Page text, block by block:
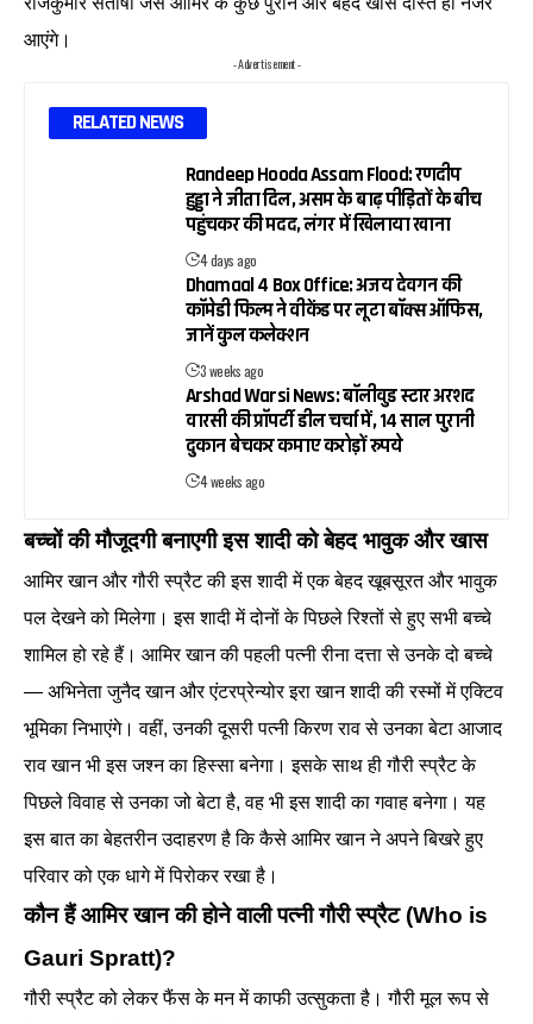
आएंगे।
- Advertisement -
RELATED NEWS
Randeep Hooda Assam Flood: रणदीप
हुड्डा ने जीता दिल, असम के बाढ़ पीड़ितों के बीच
पहुंचकर की मदद, लंगर में खिलाया खाना
4 days ago
Dhamaal 4 Box Office: अजय देवगन की
कॉमेडी फिल्म ने वीकेंड पर लूटा बॉक्स ऑफिस,
जानें कुल कलेक्शन
3 weeks ago
Arshad Warsi News: बॉलीवुड स्टार अरशद
वारसी की प्रॉपर्टी डील चर्चा में, 14 साल पुरानी
दुकान बेचकर कमाए करोड़ों रुपये
4 weeks ago
बच्चों की मौजूदगी बनाएगी इस शादी को बेहद भावुक और खास
आमिर खान और गौरी स्प्रैट की इस शादी में एक बेहद खूबसूरत और भावुक
पल देखने को मिलेगा। इस शादी में दोनों के पिछले रिश्तों से हुए सभी बच्चे
शामिल हो रहे हैं। आमिर खान की पहली पत्नी रीना दत्ता से उनके दो बच्चे
— अभिनेता जुनैद खान और एंटरप्रेन्योर इरा खान शादी की रस्मों में एक्टिव
भूमिका निभाएंगे। वहीं, उनकी दूसरी पत्नी किरण राव से उनका बेटा आजाद
राव खान भी इस जश्न का हिस्सा बनेगा। इसके साथ ही गौरी स्प्रैट के
पिछले विवाह से उनका जो बेटा है, वह भी इस शादी का गवाह बनेगा। यह
इस बात का बेहतरीन उदाहरण है कि कैसे आमिर खान ने अपने बिखरे हुए
परिवार को एक धागे में पिरोकर रखा है।
कौन हैं आमिर खान की होने वाली पत्नी गौरी स्प्रैट (Who is
Gauri Spratt)?
गौरी स्प्रैट को लेकर फैंस के मन में काफी उत्सुकता है। गौरी मूल रूप से